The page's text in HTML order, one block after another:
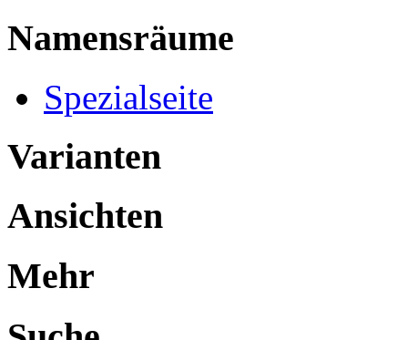
Namensräume
Spezialseite
Varianten
Ansichten
Mehr